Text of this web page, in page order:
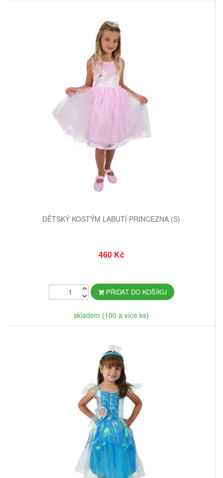
DĚTSKÝ KOSTÝM LABUTÍ PRINCEZNA (S)
460 Kč
PŘIDAT DO KOŠÍKU
skladem (100 a více ks)